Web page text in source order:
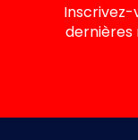
Inscrivez-
dernières